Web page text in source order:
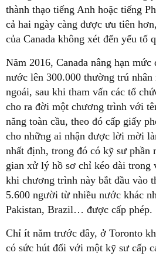
thành thạo tiếng Anh hoặc tiếng
cả hai ngày càng được ưu tiên
của Canada không xét đến yếu tố
Năm 2016, Canada nâng hạn mức
nước lên 300.000 thường trú
ngoái, sau khi tham vấn các tổ
cho ra đời một chương trình với
năng toàn cầu, theo đó cấp giấy
cho những ai nhận được lời mời
nhất định, trong đó có kỹ sư phần
gian xử lý hồ sơ chỉ kéo dài trong
khi chương trình này bắt đầu vào
5.600 người từ nhiều nước khác
Pakistan, Brazil… được cấp phép.
Chỉ ít năm trước đây, ở Toronto
có sức hút đối với một kỹ sư cấp